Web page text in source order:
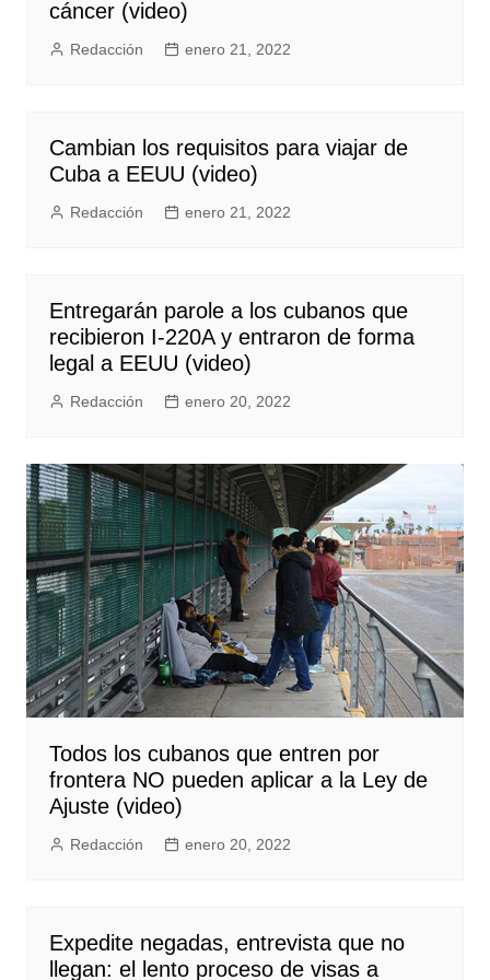
cáncer (video)
Redacción enero 21, 2022
Cambian los requisitos para viajar de
Cuba a EEUU (video)
Redacción enero 21, 2022
Entregarán parole a los cubanos que
recibieron I-220A y entraron de forma
legal a EEUU (video)
Redacción enero 20, 2022
Todos los cubanos que entren por
frontera NO pueden aplicar a la Ley de
Ajuste (video)
Redacción enero 20, 2022
Expedite negadas, entrevista que no
llegan: el lento proceso de visas a